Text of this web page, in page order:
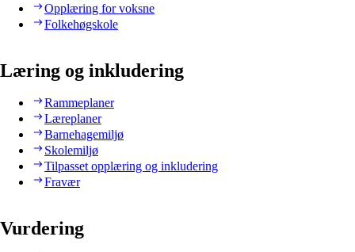
Opplæring for voksne
Folkehøgskole
Læring og inkludering
Rammeplaner
Læreplaner
Barnehagemiljø
Skolemiljø
Tilpasset opplæring og inkludering
Fravær
Vurdering